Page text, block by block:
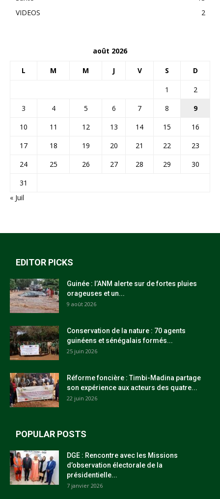
VIDEOS
2
août 2026
L M M J V S D
1
2
3
4 5 6 7 8
9
10
11 12 13 14 15
16
17
18 19 20 21 22
23
24
25 26 27 28 29
30
31
« Juil
EDITOR PICKS
Guinée : l’ANM alerte sur de fortes pluies
orageuses et un...
9 août 2026
Conservation de la nature : 70 agents
guinéens et sénégalais formés...
25 juin 2026
Réforme foncière : Timbi-Madina partage
son expérience aux acteurs des quatre...
22 juin 2026
POPULAR POSTS
DGE : Rencontre avec les Missions
d’observation électorale de la
présidentielle...
7 janvier 2026